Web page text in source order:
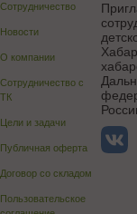
Сотрудничество
Новости
О компании
Сотрудничество с
ТК
Цели и задачи
Публичная оферта
Договор со складом
Пользовательское